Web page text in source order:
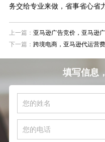
务交给专业来做，省事省心省
上一篇： 亚马逊广告竞价，亚马逊
下一篇： 跨境电商，亚马逊代运营
填写信息